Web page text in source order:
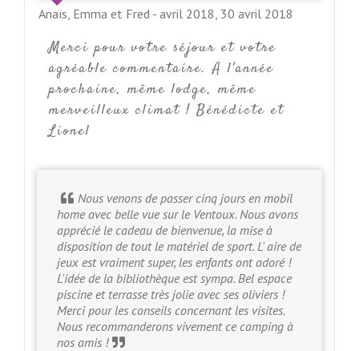
Anaïs, Emma et Fred - avril 2018, 30 avril 2018
Merci pour votre séjour et votre
agréable commentaire. A l'année
prochaine, même lodge, même
merveilleux climat ! Bénédicte et
Lionel
Nous venons de passer cinq jours en mobil
home avec belle vue sur le Ventoux. Nous avons
apprécié le cadeau de bienvenue, la mise à
disposition de tout le matériel de sport. L' aire de
jeux est vraiment super, les enfants ont adoré !
L'idée de la bibliothèque est sympa. Bel espace
piscine et terrasse très jolie avec ses oliviers !
Merci pour les conseils concernant les visites.
Nous recommanderons vivement ce camping à
nos amis !